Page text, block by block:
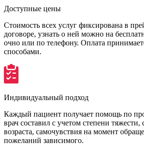
Доступные цены
Стоимость всех услуг фиксирована в
договоре, узнать о ней можно на
очно или по телефону. Оплата
способами.
Индивидуальный подход
Каждый пациент получает помощь по
врач составил с учетом степени
возраста, самочувствия на момент
пожеланий зависимого.